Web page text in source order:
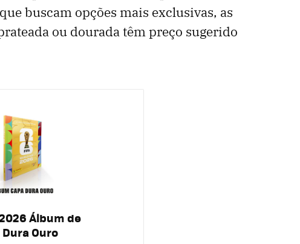
buscam opções mais exclusivas, as
ou dourada têm preço sugerido
Álbum de
Ouro